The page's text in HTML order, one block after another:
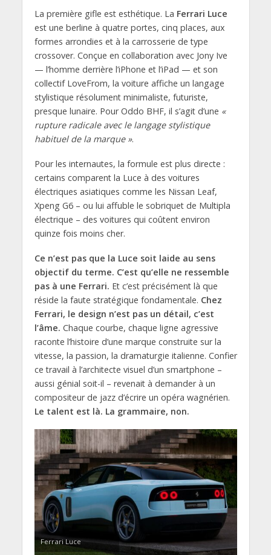
La première gifle est esthétique. La Ferrari Luce
est une berline à quatre portes, cinq places, aux
formes arrondies et à la carrosserie de type
crossover. Conçue en collaboration avec Jony Ive
— l’homme derrière l’iPhone et l’iPad — et son
collectif LoveFrom, la voiture affiche un langage
stylistique résolument minimaliste, futuriste,
presque lunaire. Pour Oddo BHF, il s’agit d’une «
rupture radicale avec le langage stylistique
habituel de la marque ».
Pour les internautes, la formule est plus directe :
certains comparent la Luce à des voitures
électriques asiatiques comme les Nissan Leaf,
Xpeng G6 – ou lui affuble le sobriquet de Multipla
électrique – des voitures qui coûtent environ
quinze fois moins cher.
Ce n’est pas que la Luce soit laide au sens
objectif du terme. C’est qu’elle ne ressemble
pas à une Ferrari. Et c’est précisément là que
réside la faute stratégique fondamentale. Chez
Ferrari, le design n’est pas un détail, c’est
l’âme. Chaque courbe, chaque ligne agressive
raconte l’histoire d’une marque construite sur la
vitesse, la passion, la dramaturgie italienne. Confier
ce travail à l’architecte visuel d’un smartphone –
aussi génial soit-il – revenait à demander à un
compositeur de jazz d’écrire un opéra wagnérien.
Le talent est là. La grammaire, non.
Ferrari Luce